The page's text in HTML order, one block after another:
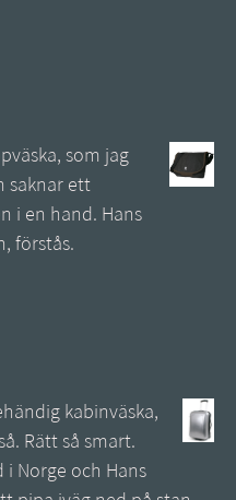
som jag
saknar ett
i en hand. Hans
förstås.
kabinväska,
Rätt så smart.
i Norge och Hans